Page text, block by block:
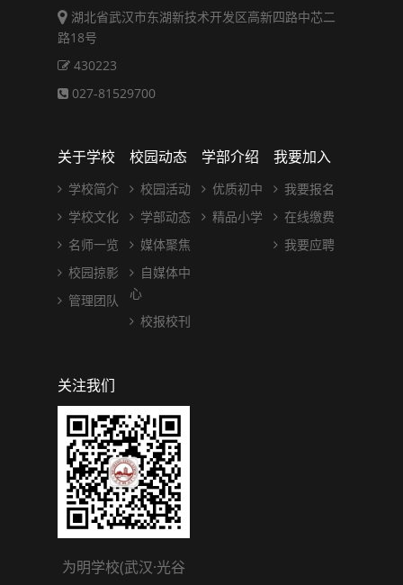
湖北省武汉市东湖新技术开发区高新四路中芯二
路18号
430223
027-81529700
关于学校
学校简介
学校文化
名师一览
校园掠影
管理团队
校园动态
校园活动
学部动态
媒体聚焦
自媒体中
心
校报校刊
学部介绍
优质初中
精品小学
我要加入
我要报名
在线缴费
我要应聘
关注我们
为明学校(武汉·光谷